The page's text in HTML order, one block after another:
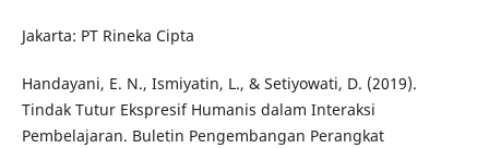
Jakarta: PT Rineka Cipta
Handayani, E. N., Ismiyatin, L., & Setiyowati, D. (2019).
Tindak Tutur Ekspresif Humanis dalam Interaksi
Pembelajaran. Buletin Pengembangan Perangkat